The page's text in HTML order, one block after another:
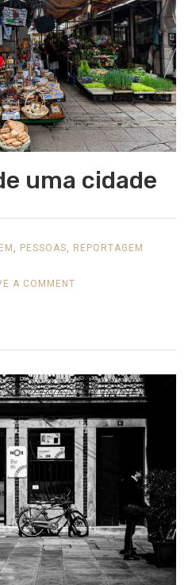
uma cidade
PESSOAS REPORTAGEM
A COMMENT
HISTÓRIA
DE
UMA
CIDADE